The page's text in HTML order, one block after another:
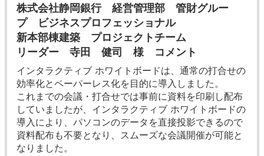
株式会社静岡銀行 経営管理部 管財グルー
プ ビジネスプロフェッショナル
新本部棟建築 プロジェクトチーム
リーダー 寺田 健司 様 コメント
インタラクティブ ホワイトボードは、通常の打合せの
効率化とペーパーレス化を目的に導入しました。
これまでの会議・打合せでは事前に資料を印刷し配布
していましたが、インタラクティブ ホワイトボードの
導入により、パソコンのデータを直接投影できるので
資料配布も不要となり、スムーズな会議開催が可能と
なりました。